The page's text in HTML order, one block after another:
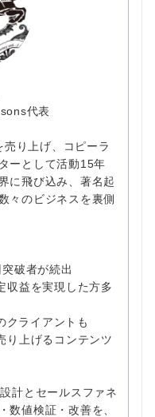
代表
り上げ、コピーラ
ーとして活動15年
に飛び込み、著名起
々のビジネスを裏側
破者が続出
収益を実現した方多
クライアントも
り上げるコンテンツ
計とセールスファネ
数値検証・改善を、